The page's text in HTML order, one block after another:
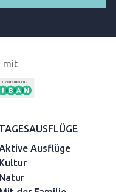
mit
TAGESAUSFLÜGE
Ausflüge
Kultur
Natur